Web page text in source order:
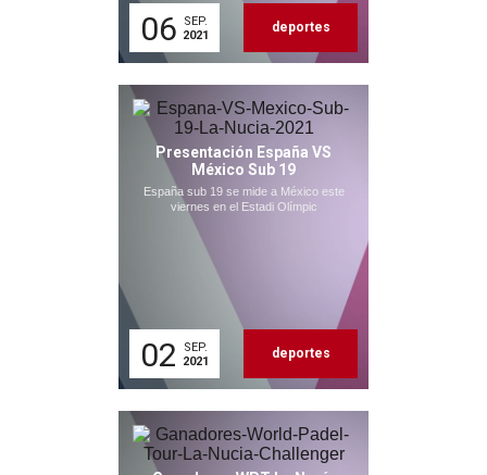
06
SEP.
2021
deportes
Presentación España VS
México Sub 19
España sub 19 se mide a México este
viernes en el Estadi Olímpic
02
SEP.
2021
deportes